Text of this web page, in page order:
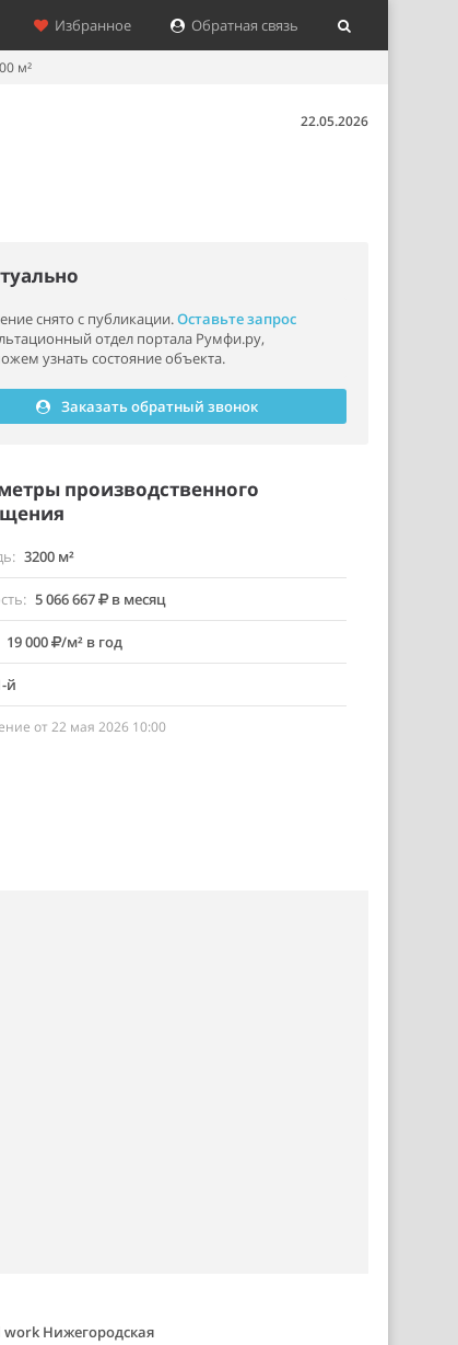
Избранное Обратная связь
м²
22.05.2026
снято с публикации.Оставьте запрос
отдел портала Румфи.ру,
узнать состояние объекта.
Заказать обратный звонок
производственного
3200 м²
5 066 667 в месяц
19 000 /м² в год
й
от 22 мая 2026 10:00
work Нижегородская